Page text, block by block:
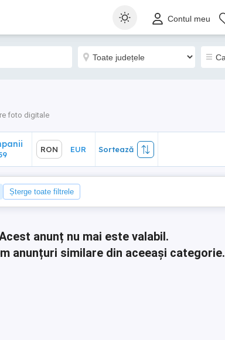
Contul meu
foto digitale
Sortează
RON EUR Sortează
Șterge toate filtrele
anunț nu mai este valabil.
anunțuri similare din aceeași categorie.